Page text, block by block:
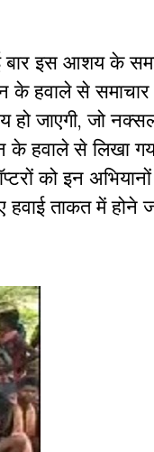
बार इस आशय के
के हवाले से
जाएगी, जो
हवाले से लिखा
को इन
ताकत में होने जा